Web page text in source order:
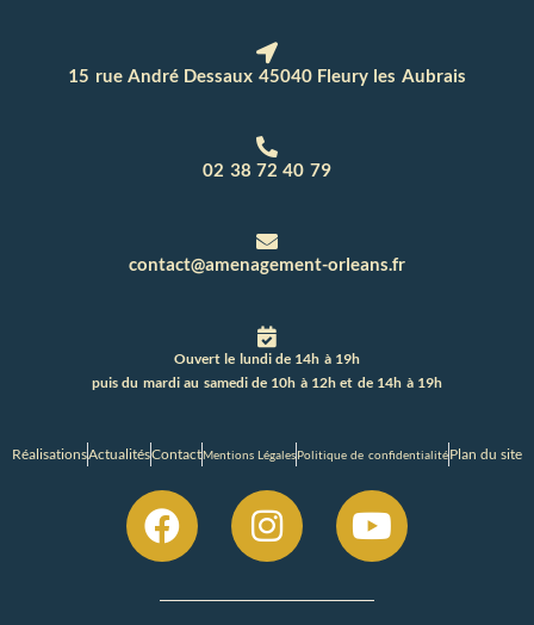
15 rue André Dessaux 45040 Fleury les Aubrais
02 38 72 40 79
contact@amenagement-orleans.fr
Ouvert le lundi de 14h à 19h
puis du mardi au samedi de 10h à 12h et de 14h à 19h
RéalisationsActualitésContactMentions LégalesPolitique de confidentialitéPlan du site